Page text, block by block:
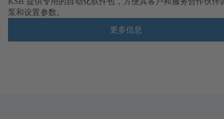
泵和设置参数。
更多信息